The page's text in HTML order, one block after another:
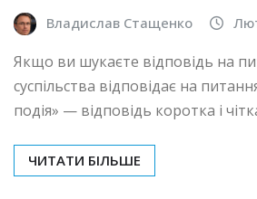
Владислав Стащенко
Якщо ви шукаєте відповідь на
суспільства відповідає на
подія» — відповідь коротка і
ЧИТАТИ БІЛЬШЕ